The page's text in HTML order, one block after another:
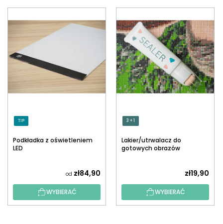
TIP
Podkładka z oświetleniem
LED
od zł84,90
WYBIERAĆ
3 + 1
Lakier/utrwalacz do
gotowych obrazów
zł19,90
WYBIERAĆ